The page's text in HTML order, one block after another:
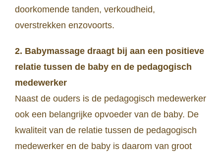
doorkomende tanden, verkoudheid,
overstrekken enzovoorts.
2. Babymassage draagt bij aan een positieve
relatie tussen de baby en de pedagogisch
medewerker
Naast de ouders is de pedagogisch medewerker
ook een belangrijke opvoeder van de baby. De
kwaliteit van de relatie tussen de pedagogisch
medewerker en de baby is daarom van groot